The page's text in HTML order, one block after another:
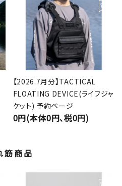
【2026.7月分】TACTICAL
FLOATING DEVICE(ライフジャ
ケット) 予約ページ
0円(本体0円、税0円)
筋商品